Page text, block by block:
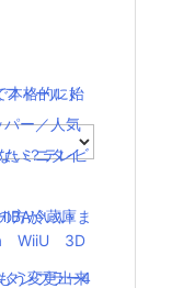
ィールド
い？テレビ
方がいい
う変更出来
本格的に始
ミニタイ
冷蔵庫ま
タンブラー4
ー／人気
WiiU
3D